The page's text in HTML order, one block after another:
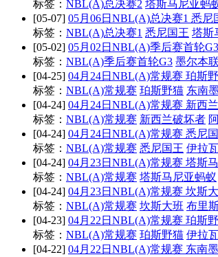
标签： NBL(A)总决赛2 塔斯马尼亚蚂
[05-07] 05月06日NBL(A)总决赛1 悉
标签： NBL(A)总决赛1 悉尼国王 塔斯
[05-02] 05月02日NBL(A)季后赛首轮
标签： NBL(A)季后赛首轮G3 墨尔本联
[04-25] 04月24日NBL(A)常规赛 珀斯
标签： NBL(A)常规赛 珀斯野猫 东南
[04-24] 04月24日NBL(A)常规赛 新西
标签： NBL(A)常规赛 新西兰破坏者
[04-24] 04月24日NBL(A)常规赛 悉尼
标签： NBL(A)常规赛 悉尼国王 伊拉
[04-24] 04月23日NBL(A)常规赛 塔斯
标签： NBL(A)常规赛 塔斯马尼亚蚂蚁
[04-24] 04月23日NBL(A)常规赛 坎斯
标签： NBL(A)常规赛 坎斯大班 布里
[04-23] 04月22日NBL(A)常规赛 珀斯
标签： NBL(A)常规赛 珀斯野猫 伊拉
[04-22] 04月22日NBL(A)常规赛 东南